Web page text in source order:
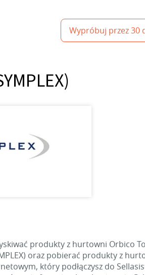
Wypróbuj przez 30
produkty z hurtowni Orbico
oraz pobierać produkty z
który podłączysz do